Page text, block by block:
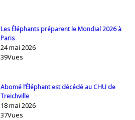
Les Éléphants préparent le Mondial 2026 à
Paris
24 mai 2026
39Vues
Abomé l’Éléphant est décédé au CHU de
Treichville
18 mai 2026
37Vues